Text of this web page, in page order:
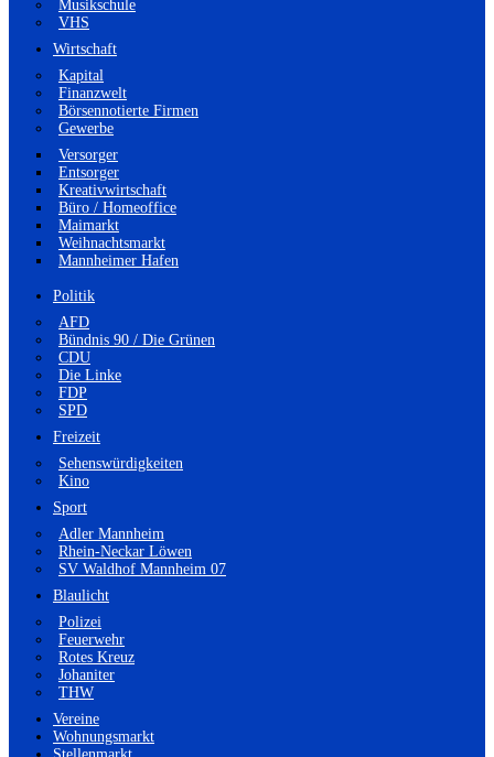
Musikschule
VHS
Wirtschaft
Kapital
Finanzwelt
Börsennotierte Firmen
Gewerbe
Versorger
Entsorger
Kreativwirtschaft
Büro / Homeoffice
Maimarkt
Weihnachtsmarkt
Mannheimer Hafen
Politik
AFD
Bündnis 90 / Die Grünen
CDU
Die Linke
FDP
SPD
Freizeit
Sehenswürdigkeiten
Kino
Sport
Adler Mannheim
Rhein-Neckar Löwen
SV Waldhof Mannheim 07
Blaulicht
Polizei
Feuerwehr
Rotes Kreuz
Johaniter
THW
Vereine
Wohnungsmarkt